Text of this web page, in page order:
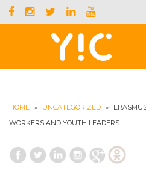
HOME » UNCATEGORIZED »
WORKERS AND YOUTH LEADERS